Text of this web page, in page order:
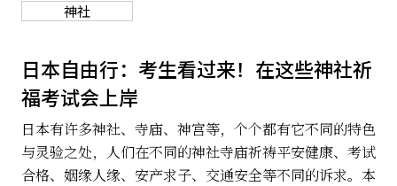
ภาษาไทย
日本語
旅行
美食
文化
热点
生活
神社
日本自由行：考生看过来！在这些神社祈
福考试会上岸
日本有许多神社、寺庙、神宫等，个个都有它不同的特色
与灵验之处，人们在不同的神社寺庙祈祷平安健康、考试
合格、姻缘人缘、安产求子、交通安全等不同的诉求。本